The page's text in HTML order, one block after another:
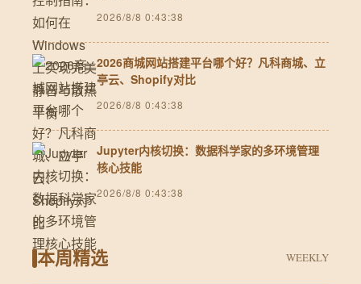
2026/8/8 0:43:38
2026商城网站搭建平台哪个好？凡科商城、立
亭云、Shopify对比
2026/8/8 0:43:38
Jupyter内核切换：数据科学家的多环境管理
核心技能
2026/8/8 0:43:38
本周精选 WEEKLY